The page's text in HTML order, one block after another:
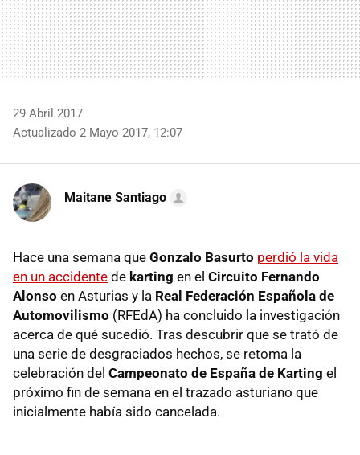
29 Abril 2017
Actualizado 2 Mayo 2017, 12:07
Maitane Santiago
Hace una semana que Gonzalo Basurto perdió la vida
en un accidente de karting en el Circuito Fernando
Alonso en Asturias y la Real Federación Española de
Automovilismo (RFEdA) ha concluido la investigación
acerca de qué sucedió. Tras descubrir que se trató de
una serie de desgraciados hechos, se retoma la
celebración del Campeonato de España de Karting el
próximo fin de semana en el trazado asturiano que
inicialmente había sido cancelada.